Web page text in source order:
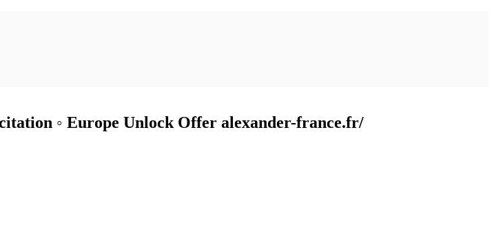
◦ Europe Unlock Offer alexander-france.fr/